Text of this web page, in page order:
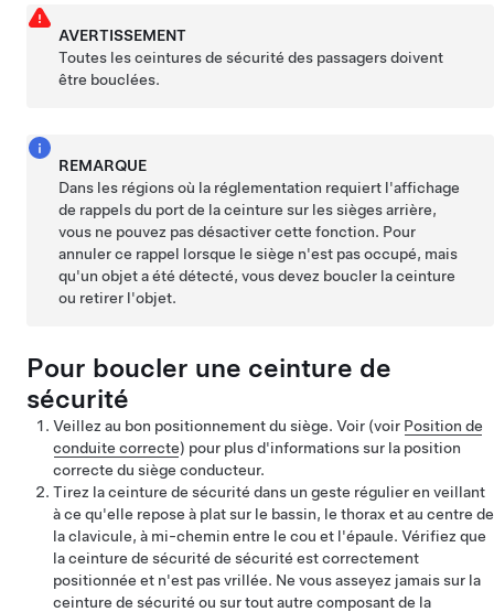
AVERTISSEMENT
Toutes les ceintures de sécurité des passagers doivent
être bouclées.
REMARQUE
Dans les régions où la réglementation requiert l'affichage
de rappels du port de la ceinture sur les sièges arrière,
vous ne pouvez pas désactiver cette fonction. Pour
annuler ce rappel lorsque le siège n'est pas occupé, mais
qu'un objet a été détecté, vous devez boucler la ceinture
ou retirer l'objet.
Pour boucler une ceinture de
sécurité
Veillez au bon positionnement du siège. Voir (voir Position de
conduite correcte) pour plus d'informations sur la position
correcte du siège conducteur.
Tirez la ceinture de sécurité dans un geste régulier en veillant
à ce qu'elle repose à plat sur le bassin, le thorax et au centre de
la clavicule, à mi-chemin entre le cou et l'épaule. Vérifiez que
la ceinture de sécurité de sécurité est correctement
positionnée et n'est pas vrillée. Ne vous asseyez jamais sur la
ceinture de sécurité ou sur tout autre composant de la